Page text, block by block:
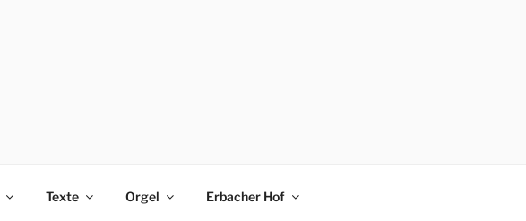
Texte Orgel Erbacher Hof